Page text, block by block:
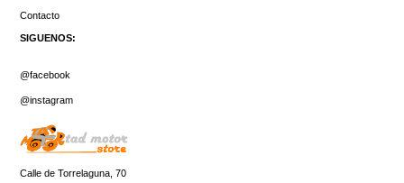
Contacto
SIGUENOS:
@facebook
@instagram
Calle de Torrelaguna, 70